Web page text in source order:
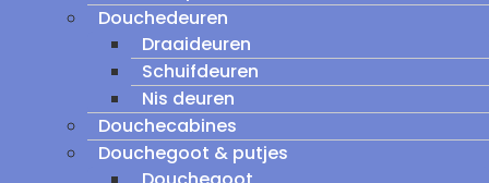
Douchedeuren
Draaideuren
Schuifdeuren
Nis deuren
Douchecabines
Douchegoot & putjes